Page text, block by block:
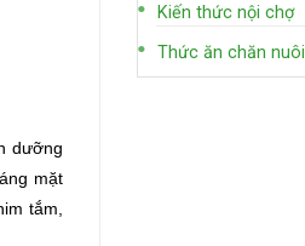
dưỡng
mặt
tắm,
Kiến thức nội chợ
Thức ăn chăn nuôi